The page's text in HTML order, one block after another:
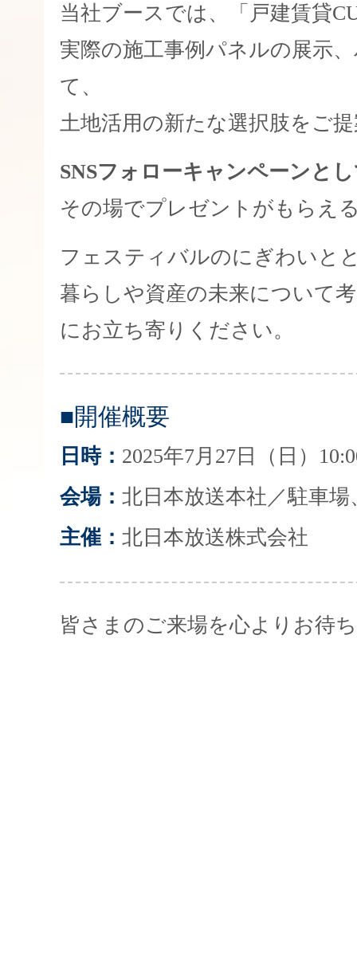
当社ブースでは、「戸建賃貸
実際の施工事例パネルの展示
て、
土地活用の新たな選択肢をご
SNSフォローキャンペーンと
その場でプレゼントがもらえ
フェスティバルのにぎわいと
暮らしや資産の未来について
にお立ち寄りください。
■開催概要
日時： 2025年7月27日（日）
会場： 北日本放送本社／駐車
主催： 北日本放送株式会社
皆さまのご来場を心よりお待